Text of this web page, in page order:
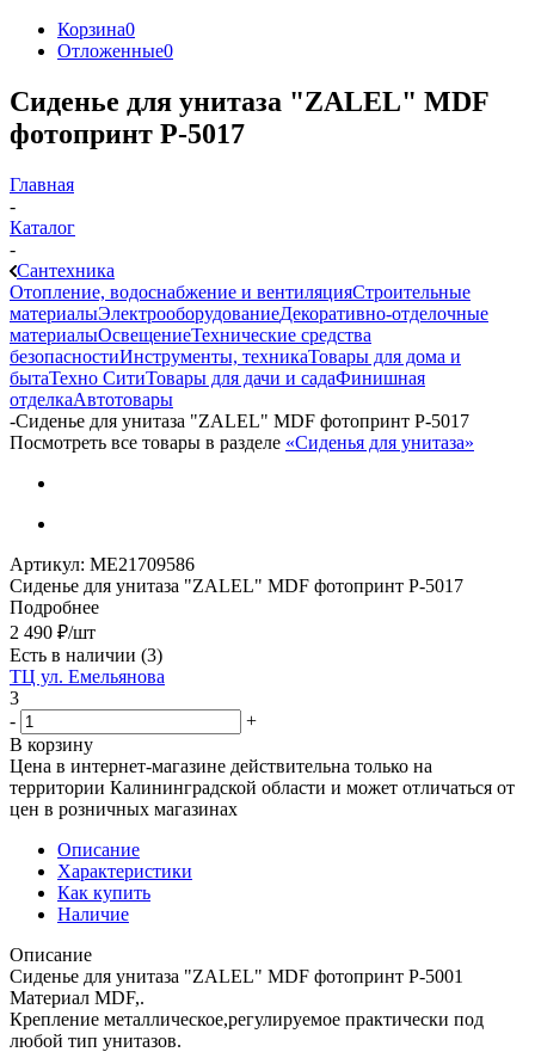
Корзина0
Отложенные0
Сиденье для унитаза "ZALEL" MDF
фотопринт P-5017
Главная
-
Каталог
-
Сантехника
Отопление, водоснабжение и вентиляцияСтроительные
материалыЭлектрооборудованиеДекоративно-отделочные
материалыОсвещениеТехнические средства
безопасностиИнструменты, техникаТовары для дома и
бытаТехно СитиТовары для дачи и садаФинишная
отделкаАвтотовары
-Сиденье для унитаза "ZALEL" MDF фотопринт P-5017
Посмотреть все товары в разделе «Сиденья для унитаза»
Артикул: МЕ21709586
Сиденье для унитаза "ZALEL" MDF фотопринт P-5017
Подробнее
2 490 ₽/шт
Есть в наличии (3)
ТЦ ул. Емельянова
3
-
+
В корзину
Цена в интернет-магазине действительна только на
территории Калининградской области и может отличаться от
цен в розничных магазинах
Описание
Характеристики
Как купить
Наличие
Описание
Сиденье для унитаза "ZALEL" MDF фотопринт P-5001
Материал MDF,.
Крепление металлическое,регулируемое практически под
любой тип унитазов.